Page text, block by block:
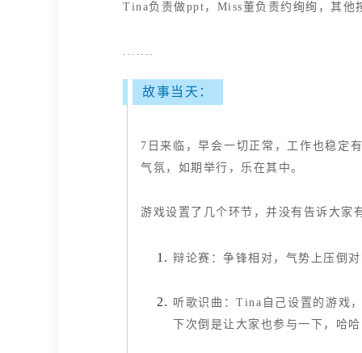
Tina负责做ppt，Miss董负责约绚绚，其他
.......
故事当天：
7日来临，早会一切正常，工作也稳定
气氛，如期举行，乐在其中。
游戏设置了几个环节，并没有告诉大家
辩论赛：争锋相对，气势上压倒
听歌识曲：Tina自己设置的游戏
下次倒是让大家也参与一下，哈